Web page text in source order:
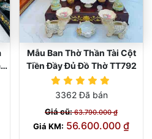
Mẫu Ban Thờ Thần Tài Cột
Tiền Đầy Đủ Đồ Thờ TT792
3362 Đã bán
Giá cũ:63.790.000 ₫
Giá KM: 56.600.000 ₫